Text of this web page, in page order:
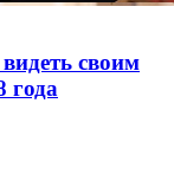
своим
года